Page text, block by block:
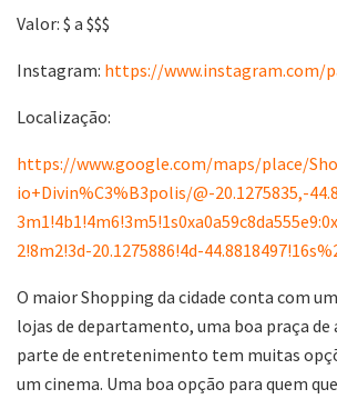
Valor: $ a $$$
Instagram: https://www.instagram.com/
Localização:
https://www.google.com/maps/place/
io+Divin%C3%B3polis/@-20.1275835,-
2!8m2!3d-20.1275886!4d-
O maior Shopping da cidade conta com
lojas de departamento, uma boa praça
parte de entretenimento tem muitas
um cinema. Uma boa opção para quem